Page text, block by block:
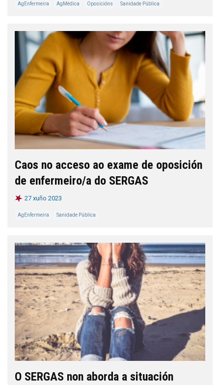
AgEnfermeira AgMédica Oposicións Sanidade Pública
Caos no acceso ao exame de oposición
de enfermeiro/a do SERGAS
27 xuño 2023
AgEnfermeira Sanidade Pública
O SERGAS non aborda a situación